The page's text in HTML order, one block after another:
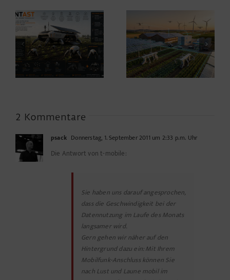
Warum die
Energiewende auf
dem Acker nicht im
Motorraum beginnt
Agrarwelt 2035 –
Landwirtschaft nach
dem Wendepunkt*
2 Kommentare
psack Donnerstag, 1. September 2011 um 2:33 p.m. Uhr
Die Antwort von t-mobile:
Sie haben uns darauf angesprochen,
dass die Geschwindigkeit bei der
Datennutzung im Laufe des Monats
langsamer wird.
Gern gehen wir näher auf den
Hintergrund dazu ein: Mit Ihrem
Mobilfunk-Anschluss können Sie
nach Lust und Laune mobil im